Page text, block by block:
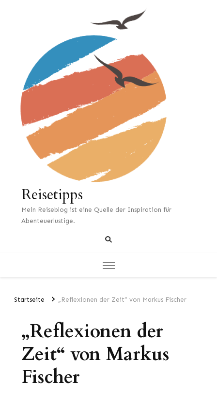
Reisetipps
Mein Reiseblog ist eine Quelle der Inspiration für
Abenteuerlustige.
Startseite „Reflexionen der Zeit“ von Markus Fischer
„Reflexionen der
Zeit“ von Markus
Fischer